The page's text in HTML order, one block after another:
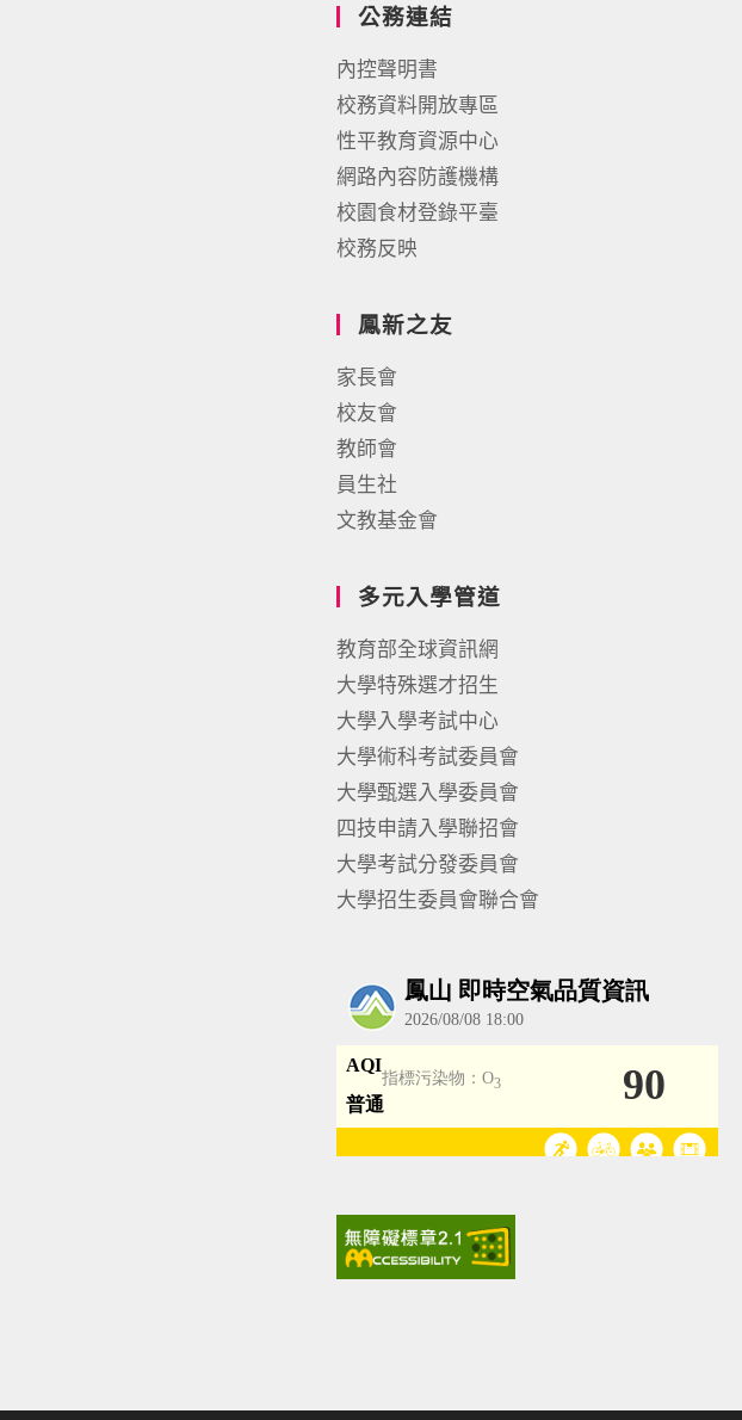
公務連結
內控聲明書
校務資料開放專區
性平教育資源中心
網路內容防護機構
校園食材登錄平臺
校務反映
鳳新之友
家長會
校友會
教師會
員生社
文教基金會
多元入學管道
教育部全球資訊網
大學特殊選才招生
大學入學考試中心
大學術科考試委員會
大學甄選入學委員會
四技申請入學聯招會
大學考試分發委員會
大學招生委員會聯合會